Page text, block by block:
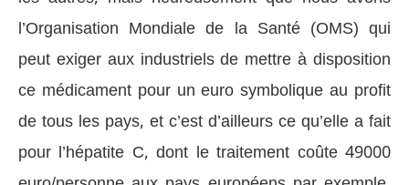
l’Organisation Mondiale de la Santé (OMS) qui
peut exiger aux industriels de mettre à disposition
ce médicament pour un euro symbolique au profit
de tous les pays, et c’est d’ailleurs ce qu’elle a fait
pour l’hépatite C, dont le traitement coûte 49000